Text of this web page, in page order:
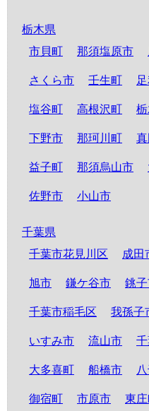
栃木県
市貝町
那須塩原市
さくら市 壬生町
塩谷町 高根沢町
下野市 那珂川町
益子町 那須烏山市
佐野市 小山市
千葉県
千葉市花見川区
成田
旭市 鎌ケ谷市 銚
千葉市稲毛区 我孫子
いすみ市 流山市
大多喜町 船橋市
御宿町 市原市 東